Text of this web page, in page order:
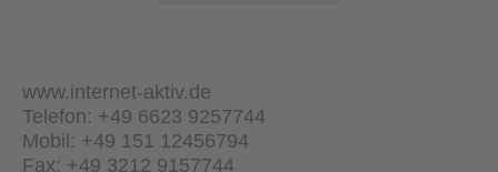
www.internet-aktiv.de
Telefon: +49 6623 9257744
Mobil: +49 151 12456794
Fax: +49 3212 9157744